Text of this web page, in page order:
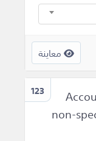
معاينة
123
non-